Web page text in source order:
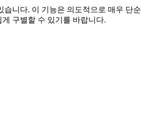
니다. 이 기능은 의도적으로 매우 단
구별할 수 있기를 바랍니다.